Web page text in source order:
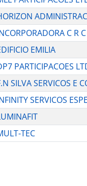
C R
EMILIA
PARTICIPACOES
SILVA SERVICOS E
SERVICOS
TEC